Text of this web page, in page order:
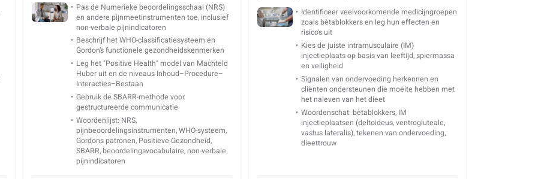
Pas de Numerieke beoordelingsschaal (NRS)
en andere pijnmeetinstrumenten toe, inclusief
non-verbale pijnindicatoren
Beschrijf het WHO-classificatiesysteem en
Gordon’s functionele gezondheidskenmerken
Leg het "Positive Health" model van Machteld
Huber uit en de niveaus Inhoud–Procedure–
Interacties–Bestaan
Gebruik de SBARR-methode voor
gestructureerde communicatie
Woordenlijst: NRS,
pijnbeoordelingsinstrumenten, WHO-systeem,
Gordons patronen, Positieve Gezondheid,
SBARR, beoordelingsvocabulaire, non-verbale
pijnindicatoren
Identificeer veelvoorkomende medicijngroepen
zoals bètablokkers en leg hun effecten en
risico's uit
Kies de juiste intramusculaire (IM)
injectieplaats op basis van leeftijd, spiermassa
en veiligheid
Signalen van ondervoeding herkennen en
cliënten ondersteunen die moeite hebben met
het naleven van het dieet
Woordenschat: bètablokkers, IM
injectieplaatsen (deltoideus, ventrogluteale,
vastus lateralis), tekenen van ondervoeding,
dieettrouw